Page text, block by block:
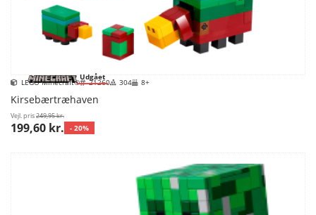
Udgået
LEGO Minecraft® 21260 304 8+
Kirsebærtræhaven
Vejl. pris249,95 kr.
199,60 kr. - 20%